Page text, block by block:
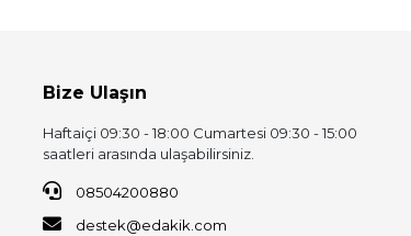
Bize Ulaşın
Haftaiçi 09:30 - 18:00 Cumartesi 09:30 - 15:00
saatleri arasında ulaşabilirsiniz.
08504200880
destek@edakik.com